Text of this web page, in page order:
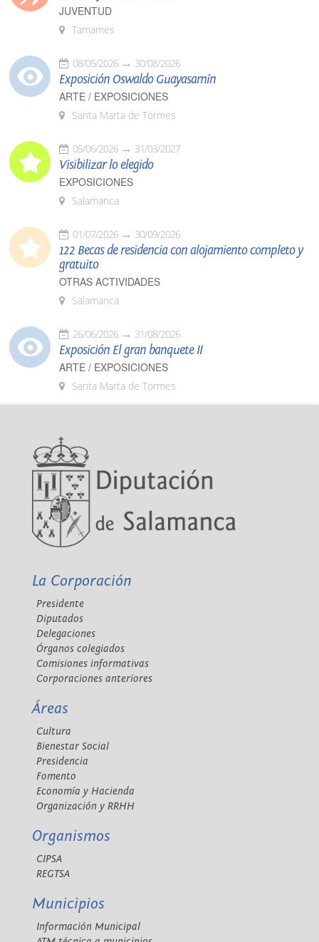
JUVENTUD
Tamames
08/05/2026 30/08/2026
Exposición Oswaldo Guayasamín
ARTE / EXPOSICIONES
Santa Marta de Tormes
05/06/2026 31/03/2027
Visibilizar lo elegido
EXPOSICIONES
Salamanca
01/07/2026 30/09/2026
122 Becas de residencia con alojamiento completo y
gratuito
OTRAS ACTIVIDADES
Salamanca
26/06/2026 31/08/2026
Exposición El gran banquete II
ARTE / EXPOSICIONES
Santa Marta de Tormes
La Corporación
Presidente
Diputados
Delegaciones
Órganos colegiados
Comisiones informativas
Corporaciones anteriores
Áreas
Cultura
Bienestar Social
Presidencia
Fomento
Economía y Hacienda
Organización y RRHH
Organismos
CIPSA
REGTSA
Municipios
Información Municipal